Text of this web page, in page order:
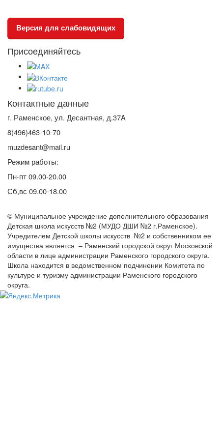
Версия для слабовидящих
Присоединяйтесь
Контактные данные
г. Раменское, ул. Десантная, д.37A
8(496)463-10-70
muzdesant@mail.ru
Режим работы:
Пн-пт 09.00-20.00
Сб,вс 09.00-18.00
© Муниципальное учреждение дополнительного образования
Детская школа искусств №2 (МУДО ДШИ №2 г.Раменское).
Учредителем Детской школы искусств №2 и собственником ее
имущества является – Раменский городской округ Московской
области в лице администрации Раменского городского округа.
Школа находится в ведомственном подчинении Комитета по
культуре и туризму администрации Раменского городского
округа.